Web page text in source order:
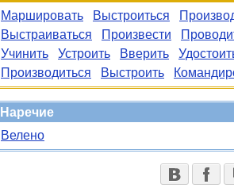
Маршировать
Выстроиться
Выстраиваться
Произвести
Учинить
Устроить Вверить
Производиться
Выстроить
Наречие
Велено